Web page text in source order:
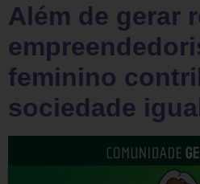
Além de gerar
feminino
sociedade